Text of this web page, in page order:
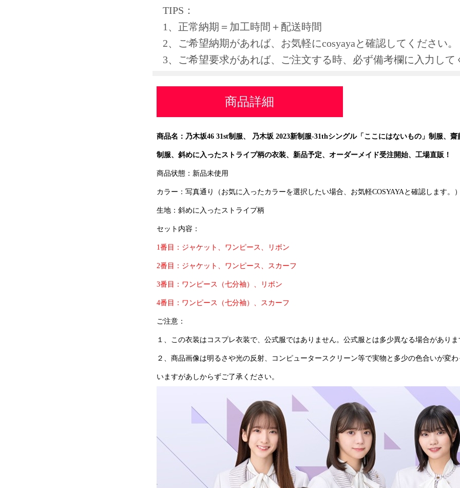
TIPS：
1、正常納期＝加工時間＋配送時間
2、ご希望納期があれば、お気軽にcosyayaと確認してください。
3、ご希望要求があれば、ご注文する時、必ず備考欄に入力して
商品詳細
商品名 ：乃木坂46 31st制服、 乃木坂 2023新制服-31thシングル「ここにはないもの」制服、
制服、斜めに入ったストライプ柄の衣装、新品予定、 オーダーメイド受注開始、 工場直販！
商品状態：新品未使用
カラー：写真通り（お気に入ったカラーを選択したい場合、お気軽COSYAYAと確認します。
生地：斜めに入ったストライプ柄
セット内容：
1番目：ジャケット、 ワンピース、リボン
2番目： ジャケット、 ワンピース、スカーフ
3番目： ワンピース（七分袖）、 リボン
4番目： ワンピース（七分袖）、 スカーフ
ご注意：
１、この衣装はコスプレ衣装で、公式服ではありません。公式服とは多少異なる場合がありま
２、商品画像は明るさや光の反射、コンピュータースクリーン等で実物と多少の色合いが変
いますがあしからずご了承ください。